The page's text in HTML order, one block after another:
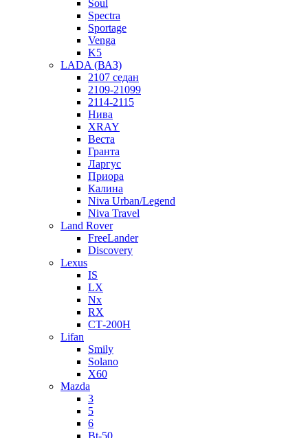
Soul
Spectra
Sportage
Venga
K5
LADA (ВАЗ)
2107 седан
2109-21099
2114-2115
Нива
XRAY
Веста
Гранта
Ларгус
Приора
Калина
Niva Urban/Legend
Niva Travel
Land Rover
FreeLander
Discovery
Lexus
IS
LX
Nx
RX
СТ-200H
Lifan
Smily
Solano
X60
Mazda
3
5
6
Bt-50